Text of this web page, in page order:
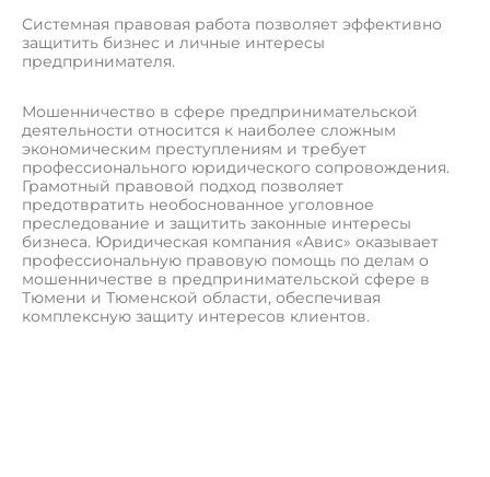
Системная правовая работа позволяет эффективно
защитить бизнес и личные интересы
предпринимателя.
Мошенничество в сфере предпринимательской
деятельности относится к наиболее сложным
экономическим преступлениям и требует
профессионального юридического сопровождения.
Грамотный правовой подход позволяет
предотвратить необоснованное уголовное
преследование и защитить законные интересы
бизнеса. Юридическая компания «Авис» оказывает
профессиональную правовую помощь по делам о
мошенничестве в предпринимательской сфере в
Тюмени и Тюменской области, обеспечивая
комплексную защиту интересов клиентов.